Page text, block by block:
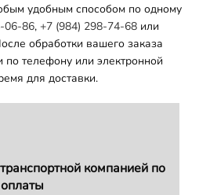
удобным способом по одному
06-86, +7 (984) 298-74-68 или
обработки вашего заказа
телефону или электронной
для доставки.
компанией по